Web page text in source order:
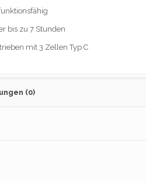
bis zu 7 Stunden
mit 3 Zellen Typ C
(0)